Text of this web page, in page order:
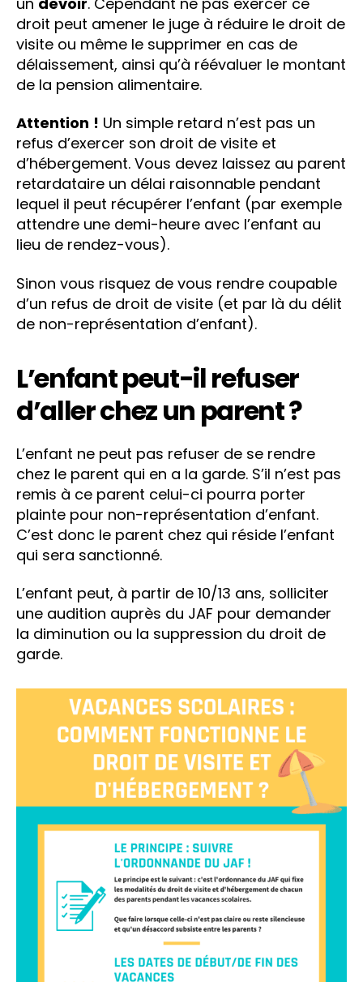
droit peut amener le juge à réduire le droit de
visite ou même le supprimer en cas de
délaissement, ainsi qu’à réévaluer le montant
de la pension alimentaire.
Attention ! Un simple retard n’est pas un
refus d’exercer son droit de visite et
d’hébergement. Vous devez laissez au parent
retardataire un délai raisonnable pendant
lequel il peut récupérer l’enfant (par exemple
attendre une demi-heure avec l’enfant au
lieu de rendez-vous).
Sinon vous risquez de vous rendre coupable
d’un refus de droit de visite (et par là du délit
de non-représentation d’enfant).
L’enfant peut-il refuser
d’aller chez un parent ?
L’enfant ne peut pas refuser de se rendre
chez le parent qui en a la garde. S’il n’est pas
remis à ce parent celui-ci pourra porter
plainte pour non-représentation d’enfant.
C’est donc le parent chez qui réside l’enfant
qui sera sanctionné.
L’enfant peut, à partir de 10/13 ans, solliciter
une audition auprès du JAF pour demander
la diminution ou la suppression du droit de
garde.